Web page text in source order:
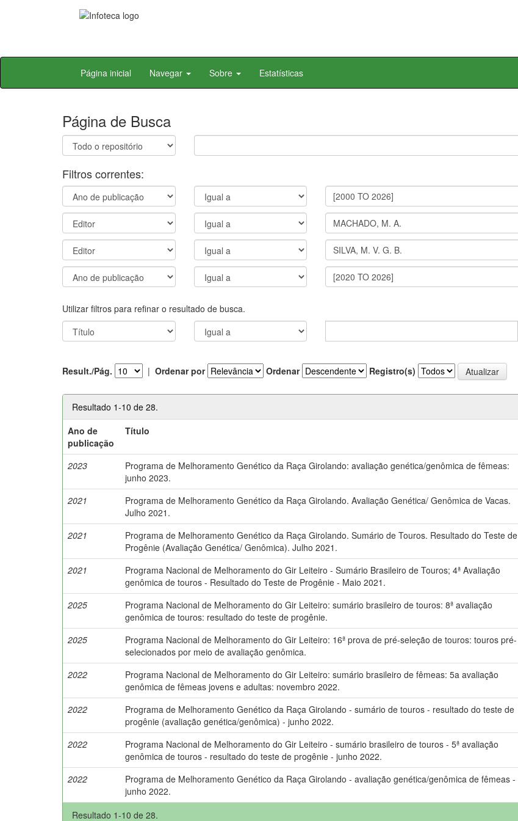
Skip
Página inicial Navegar Sobre Estatísticas
Página de Busca
Filtros correntes:
Utilizar filtros para refinar o resultado de busca.
Result./Pág. | Ordenar por Ordenar Registro(s)
Resultado 1-10 de 28.
Ano de
publicação
Título
2023
Programa de Melhoramento Genético da Raça Girolando: avaliação genética/genômica de fêmeas:
junho 2023.
2021
Programa de Melhoramento Genético da Raça Girolando. Avaliação Genética/ Genômica de Vacas.
Julho 2021.
2021
Programa de Melhoramento Genético da Raça Girolando. Sumário de Touros. Resultado do Teste de
Progênie (Avaliação Genética/ Genômica). Julho 2021.
2021
Programa Nacional de Melhoramento do Gir Leiteiro - Sumário Brasileiro de Touros; 4ª Avaliação
genômica de touros - Resultado do Teste de Progênie - Maio 2021.
2025
Programa Nacional de Melhoramento do Gir Leiteiro: sumário brasileiro de touros: 8ª avaliação
genômica de touros: resultado do teste de progênie.
2025
Programa Nacional de Melhoramento do Gir Leiteiro: 16ª prova de pré-seleção de touros: touros pré-
selecionados por meio de avaliação genômica.
2022
Programa Nacional de Melhoramento do Gir Leiteiro: sumário brasileiro de fêmeas: 5a avaliação
genômica de fêmeas jovens e adultas: novembro 2022.
2022
Programa de Melhoramento Genético da Raça Girolando - sumário de touros - resultado do teste de
progênie (avaliação genética/genômica) - junho 2022.
2022
Programa Nacional de Melhoramento do Gir Leiteiro - sumário brasileiro de touros - 5ª avaliação
genômica de touros - resultado do teste de progênie - junho 2022.
2022
Programa de Melhoramento Genético da Raça Girolando - avaliação genética/genômica de fêmeas -
junho 2022.
Resultado 1-10 de 28.